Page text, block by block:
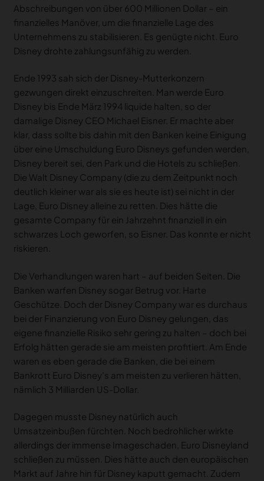
Abschreibungen von über 600 Millionen Dollar – ein
finanzielles Manöver, um die finanzielle Lage des
Unternehmens zu stabilisieren. Es genügte nicht. Euro
Disney drohte zahlungsunfähig zu werden.
Ende 1993 sah sich der Disney-Mutterkonzern
gezwungen direkt einzuschreiten. Man werde Euro
Disney bis Ende März 1994 liquide halten, so der
damalige Disney CEO Michael Eisner. Er machte aber
klar, dass sollte bis dahin mit den Banken keine Einigung
über eine Umschuldung Euro Disneys gefunden werden,
Disney bereit sei, den Park und die Hotels zu schließen.
Die Walt Disney Company (die zu dem Zeitpunkt noch
deutlich kleiner war als sie es heute ist) sei nicht in der
Lage, Euro Disney alleine zu retten. Dies hätte die
gesamte Company für ein Jahrzehnt finanziell in ein
schwarzes Loch geworfen, so Eisner. Das konnte er nicht
riskieren.
Die Verhandlungen waren hart – auf beiden Seiten. Die
Banken warfen Disney sogar Betrug vor. Harte
Geschütze. Doch der Disney Company war es durchaus
bei der Finanzierung von Euro Disney gelungen, das
eigene finanzielle Risiko sehr gering zu halten – doch bei
Erfolg hätten gerade sie am meisten profitiert. Am Ende
waren es eben gerade die Banken, die bei einem
Bankrott Euro Disney’s am meisten zu verlieren hätten,
nämlich 3 Milliarden US-Dollar.
Dagegen musste Disney natürlich auch
Umsatzeinbußen fürchten. Noch bedrohlicher wirkte
allerdings der immense Imageschaden, Euro Disneyland
schließen zu müssen. Dies hätte auch den europäischen
Markt auf Jahre hin für Disney kaputt gemacht. Zudem